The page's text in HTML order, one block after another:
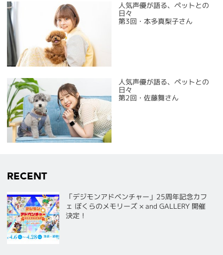
人気声優が語る、ペットとの
日々
第3回・本多真梨子さん
人気声優が語る、ペットとの
日々
第2回・佐藤舞さん
RECENT
「デジモンアドベンチャー」25周年記念カフ
ェ ぼくらのメモリーズ × and GALLERY 開催
決定！